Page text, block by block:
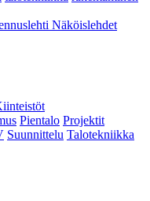
Näköislehdet
Pientalo Projektit
Suunnittelu Talotekniikka